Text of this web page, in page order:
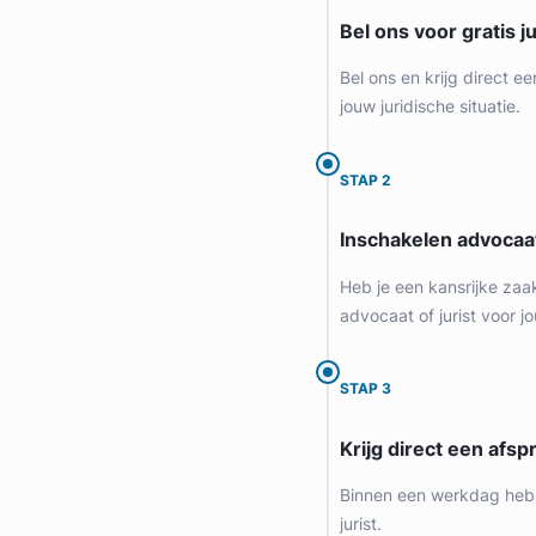
Arbeidsrecht, Bouwrecht, Consumentenrecht &
Bel ons voor gratis
Bel ons en krijg direct
jouw juridische situatie.
STAP 2
Inschakelen
Heb je een kansrijke
advocaat of jurist voor
STAP 3
Krijg direct een
Binnen een werkdag
jurist.